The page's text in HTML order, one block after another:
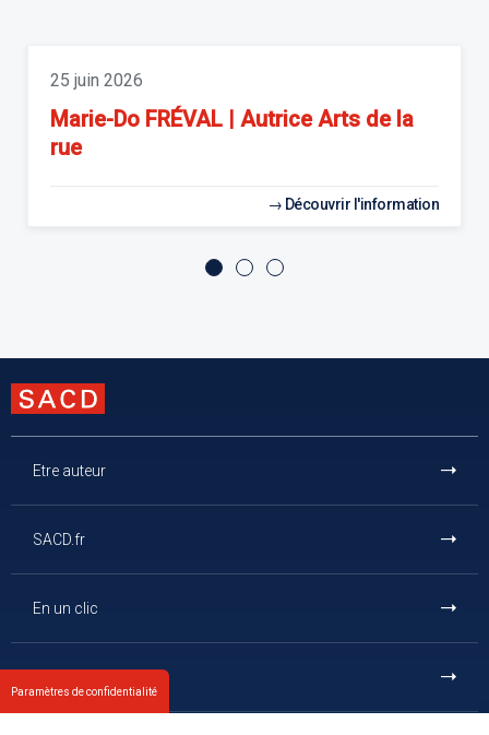
25 juin 2026
Marie-Do FRÉVAL | Autrice Arts de la
rue
Découvrir l'information
Etre auteur
SACD.fr
En un clic
Paramètres de confidentialité